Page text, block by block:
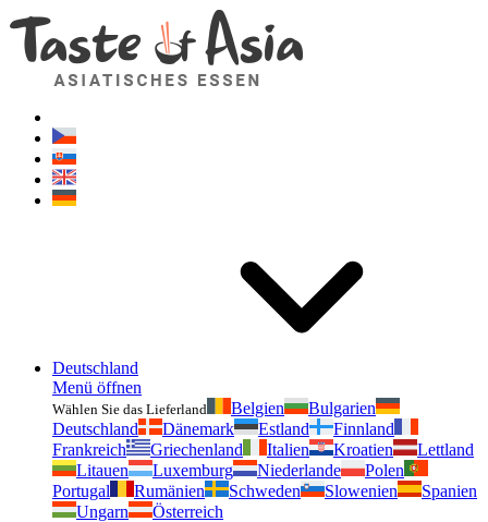
Deutschland
Menü öffnen
Wählen Sie das Lieferland Belgien
Bulgarien
Deutschland
Dänemark Estland
Finnland
Frankreich
Griechenland Italien Kroatien
Lettland
Litauen
Luxemburg Niederlande
Polen
Portugal
Rumänien Schweden Slowenien
Spanien
Ungarn
Österreich
Geschmackvonasien.de
Zögern Sie nicht zu fragen. Ich bin für Sie da!